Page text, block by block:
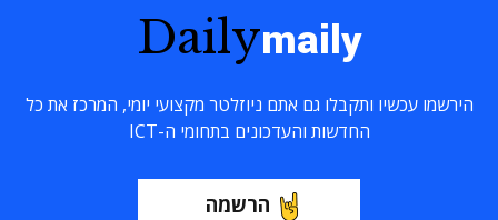
Dailymaily
הירשמו עכשיו ותקבלו גם אתם ניוזלטר מקצועי יומי, המרכז את כל
החדשות והעדכונים בתחומי ה-ICT
הרשמה